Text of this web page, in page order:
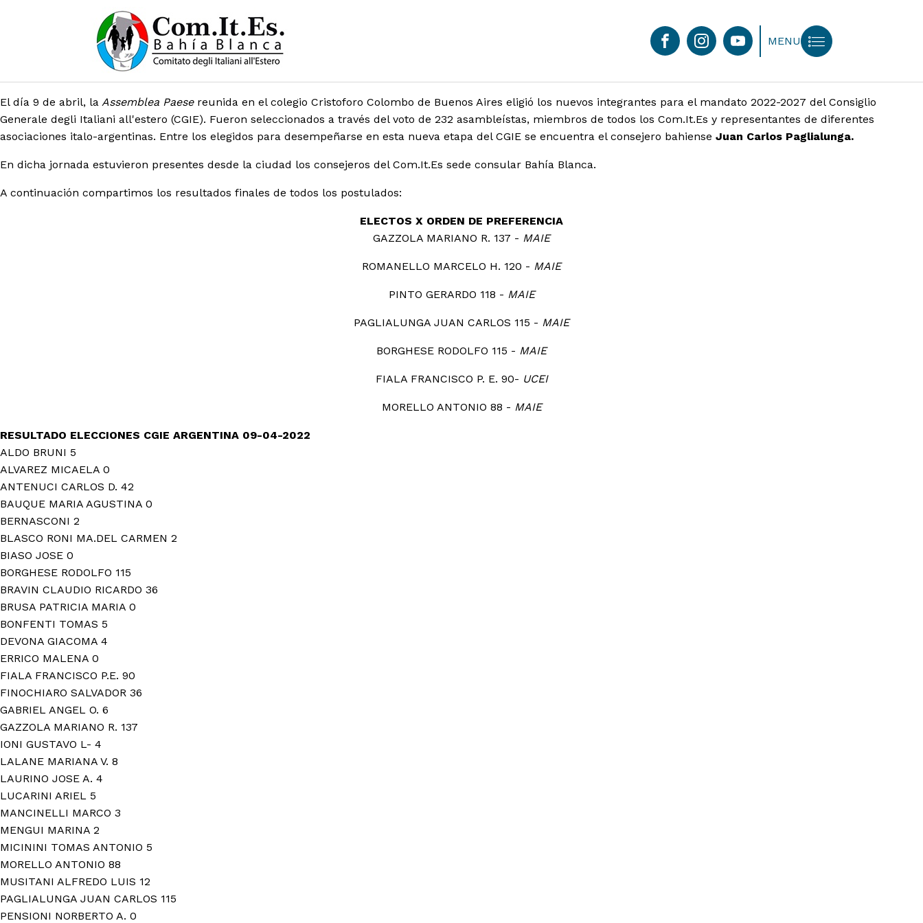
MENU
El día 9 de abril, la Assemblea Paesereunida en el colegio Cristoforo Colombo de Buenos Aires eligió los nuevos integrantes para el mandato 2022-2027 del Consiglio
Generale degli Italiani all'estero (CGIE). Fueron seleccionados a través del voto de 232 asambleístas, miembros de todos los Com.It.Es y representantes de diferentes
asociaciones italo-argentinas. Entre los elegidos para desempeñarse en esta nueva etapa del CGIE se encuentra el consejero bahiense Juan Carlos Paglialunga.
En dicha jornada estuvieron presentes desde la ciudad los consejeros del Com.It.Es sede consular Bahía Blanca.
A continuación compartimos los resultados finales de todos los postulados:
ELECTOS X ORDEN DE PREFERENCIA
GAZZOLA MARIANO R. 137 - MAIE
ROMANELLO MARCELO H. 120 - MAIE
PINTO GERARDO 118 - MAIE
PAGLIALUNGA JUAN CARLOS 115 - MAIE
BORGHESE RODOLFO 115 - MAIE
FIALA FRANCISCO P. E. 90- UCEI
MORELLO ANTONIO 88 - MAIE
RESULTADO ELECCIONES CGIE ARGENTINA 09-04-2022
ALDO BRUNI 5
ALVAREZ MICAELA 0
ANTENUCI CARLOS D. 42
BAUQUE MARIA AGUSTINA 0
BERNASCONI 2
BLASCO RONI MA.DEL CARMEN 2
BIASO JOSE 0
BORGHESE RODOLFO 115
BRAVIN CLAUDIO RICARDO 36
BRUSA PATRICIA MARIA 0
BONFENTI TOMAS 5
DEVONA GIACOMA 4
ERRICO MALENA 0
FIALA FRANCISCO P.E. 90
FINOCHIARO SALVADOR 36
GABRIEL ANGEL O. 6
GAZZOLA MARIANO R. 137
IONI GUSTAVO L- 4
LALANE MARIANA V. 8
LAURINO JOSE A. 4
LUCARINI ARIEL 5
MANCINELLI MARCO 3
MENGUI MARINA 2
MICININI TOMAS ANTONIO 5
MORELLO ANTONIO 88
MUSITANI ALFREDO LUIS 12
PAGLIALUNGA JUAN CARLOS 115
PENSIONI NORBERTO A. 0
01 Proyectos
Institucional
Muestras y Contenidos
04 Noticias
Difusión